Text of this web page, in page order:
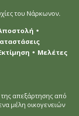
του Νάρκωνον.
Μελέτες
απεξάρτησης από
μέλη οικογενειών